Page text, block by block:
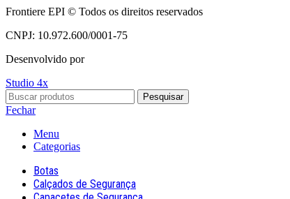
Frontiere EPI © Todos os direitos reservados
CNPJ: 10.972.600/0001-75
Desenvolvido por
Studio 4x
Pesquisar
Fechar
Menu
Categorias
Botas
Calçados de Segurança